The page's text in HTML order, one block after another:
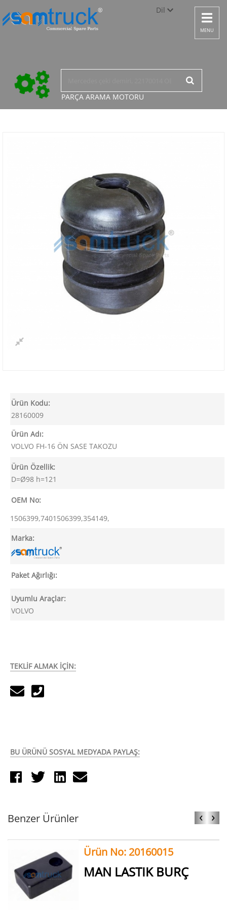
Dil
Türkçe
English
Toggle
MENU
PARÇA ARAMA MOTORU
Ürün Kodu:
28160009
Ürün Adı:
VOLVO FH-16 ÖN SASE TAKOZU
Ürün Özellik:
D=Ø98 h=121
OEM No:
1506399,7401506399,354149,
Marka:
Paket Ağırlığı:
Uyumlu Araçlar:
VOLVO
TEKLİF ALMAK İÇİN:
BU ÜRÜNÜ SOSYAL MEDYADA PAYLAŞ:
Benzer Ürünler ‹ ›
Ürün No: 20160015
MAN LASTIK BURÇ